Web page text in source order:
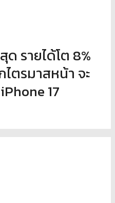
รายได้โต 8%
ตรมาสหน้า จะ
17